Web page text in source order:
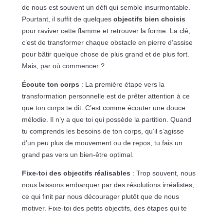
de nous est souvent un défi qui semble insurmontable.
Pourtant, il suffit de quelques objectifs bien choisis
pour raviver cette flamme et retrouver la forme. La clé,
c’est de transformer chaque obstacle en pierre d’assise
pour bâtir quelque chose de plus grand et de plus fort.
Mais, par où commencer ?
Écoute ton corps : La première étape vers la
transformation personnelle est de prêter attention à ce
que ton corps te dit. C’est comme écouter une douce
mélodie. Il n’y a que toi qui possède la partition. Quand
tu comprends les besoins de ton corps, qu’il s’agisse
d’un peu plus de mouvement ou de repos, tu fais un
grand pas vers un bien-être optimal.
Fixe-toi des objectifs réalisables : Trop souvent, nous
nous laissons embarquer par des résolutions irréalistes,
ce qui finit par nous décourager plutôt que de nous
motiver. Fixe-toi des petits objectifs, des étapes qui te